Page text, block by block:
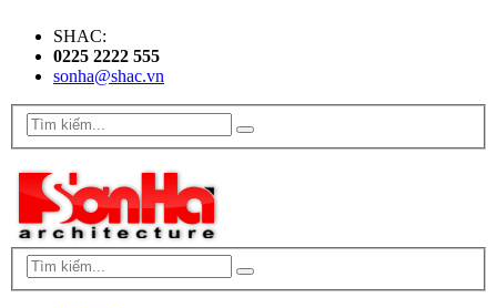
SHAC:
0225 2222 555
sonha@shac.vn